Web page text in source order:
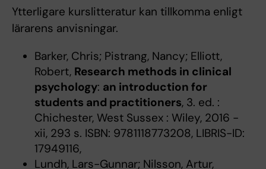
Ytterligare kurslitteratur kan tillkomma enligt
lärarens anvisningar.
Barker, Chris; Pistrang, Nancy; Elliott,
Robert, Research methods in clinical
psychology: an introduction for
students and practitioners, 3. ed. :
Chichester, West Sussex : Wiley, 2016 -
xii, 293 s. ISBN: 9781118773208, LIBRIS-ID:
17949116,
Lundh, Lars-Gunnar; Nilsson, Artur,